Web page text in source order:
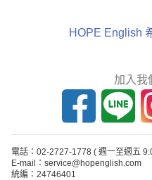
HOPE English
加入我
電話：02-2727-1778 ( 週一至週五
E-mail：service@hopenglish.com
統編：24746401